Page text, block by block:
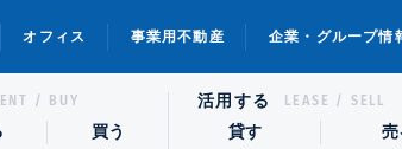
オフィス 事業用不動産 企業・グループ情
/ BUY
買う
活用する LEASE / SELL
貸す 売